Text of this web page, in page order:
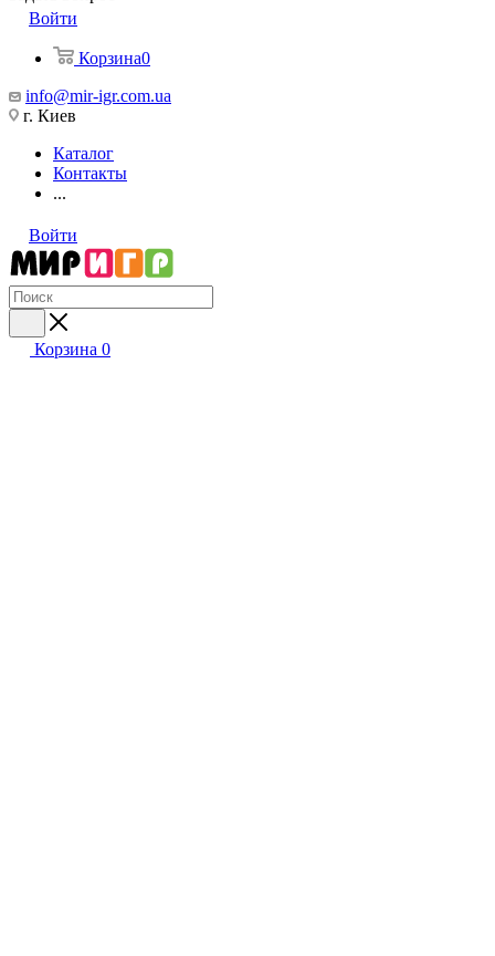
Войти
Корзина0
info@mir-igr.com.ua
г. Киев
Каталог
Контакты
...
Войти
Корзина 0